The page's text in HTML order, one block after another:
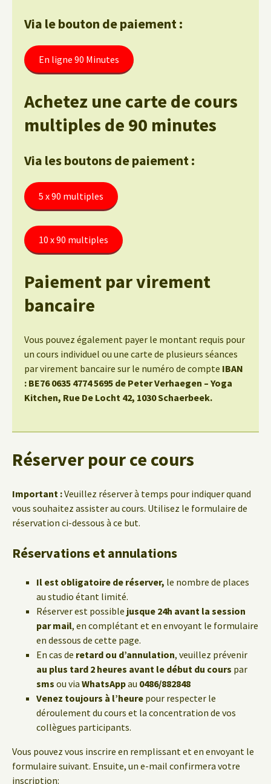
Via le bouton de paiement :
En ligne 90 Minutes
Achetez une carte de cours
multiples de 90 minutes
Via les boutons de paiement :
5 x 90 multiples
10 x 90 multiples
Paiement par virement
bancaire
Vous pouvez également payer le montant requis pour
un cours individuel ou une carte de plusieurs séances
par virement bancaire sur le numéro de compte IBAN
: BE76 0635 4774 5695 de Peter Verhaegen – Yoga
Kitchen, Rue De Locht 42, 1030 Schaerbeek.
Réserver pour ce cours
Important :Veuillez réserver à temps pour indiquer quand
vous souhaitez assister au cours. Utilisez le formulaire de
réservation ci-dessous à ce but.
Réservations et annulations
Il est obligatoire de réserver, le nombre de places
au studio étant limité.
Réserver est possible jusque 24h avant la session
par mail, en complétant et en envoyant le formulaire
en dessous de cette page.
En cas de retard ou d’annulation, veuillez prévenir
au plus tard 2 heures avant le début du cours par
sms ou via WhatsAppau 0486/882848
Venez toujours à l’heure pour respecter le
déroulement du cours et la concentration de vos
collègues participants.
Vous pouvez vous inscrire en remplissant et en envoyant le
formulaire suivant. Ensuite, un e-mail confirmera votre
inscription: